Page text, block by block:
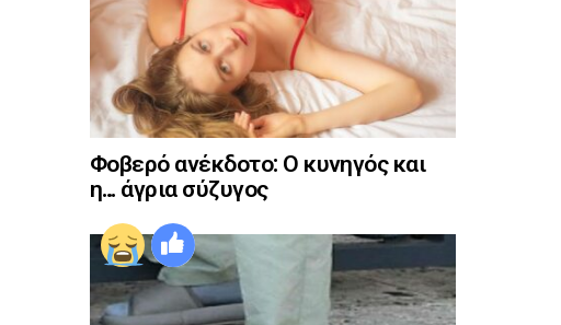
Φοβερό ανέκδοτο: Ο κυνηγός και
η… άγρια σύζυγος